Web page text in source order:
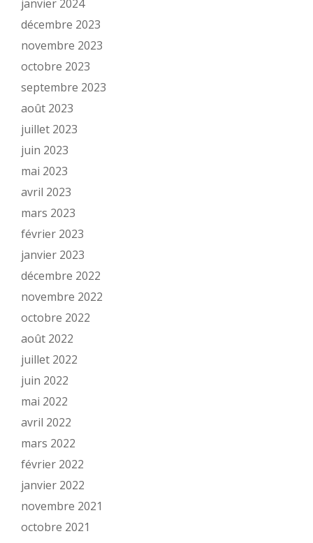
janvier 2024
décembre 2023
novembre 2023
octobre 2023
septembre 2023
août 2023
juillet 2023
juin 2023
mai 2023
avril 2023
mars 2023
février 2023
janvier 2023
décembre 2022
novembre 2022
octobre 2022
août 2022
juillet 2022
juin 2022
mai 2022
avril 2022
mars 2022
février 2022
janvier 2022
novembre 2021
octobre 2021